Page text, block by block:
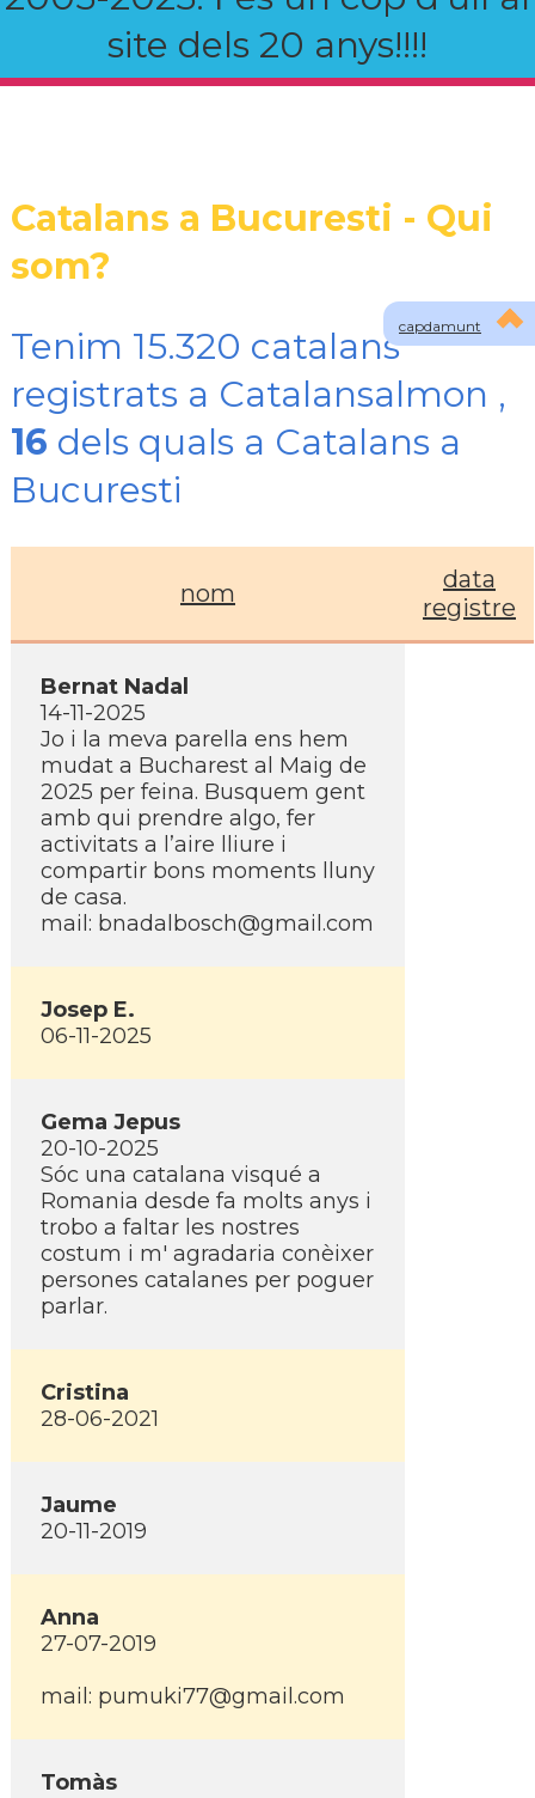
site dels 20 anys!!!!
capdamunt
Catalans a Bucuresti - Qui
som?
Tenim 15.320 catalans
registrats a Catalansalmon ,
16 dels quals a Catalans a
Bucuresti
nom
data
registre
Bernat Nadal
14-11-2025
Jo i la meva parella ens hem
mudat a Bucharest al Maig de
2025 per feina. Busquem gent
amb qui prendre algo, fer
activitats a l’aire lliure i
compartir bons moments lluny
de casa.
mail: bnadalbosch@gmail.com
Josep E.
06-11-2025
Gema Jepus
20-10-2025
Sóc una catalana visqué a
Romania desde fa molts anys i
trobo a faltar les nostres
costum i m' agradaria conèixer
persones catalanes per poguer
parlar.
Cristina
28-06-2021
Jaume
20-11-2019
Anna
27-07-2019
mail: pumuki77@gmail.com
Tomàs